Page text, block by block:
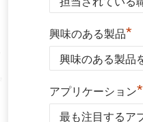
興味のある製品*
アプリケーション*